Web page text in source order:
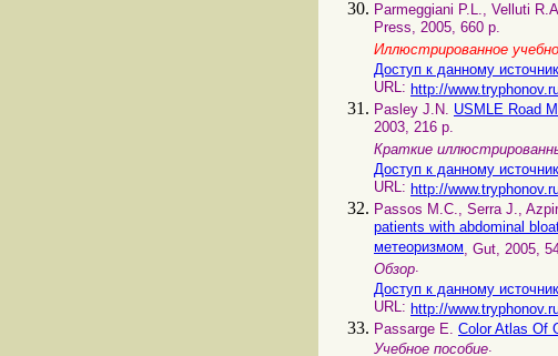
Parmeggiani P.L., Velluti
Press, 2005, 660 p.
Иллюстрированное
Доступ к данному
URL: http://
Pasley J.N. USMLE Road
2003, 216 p.
Краткие
Доступ к данному
URL: http://
Passos M.C., Serra J.,
patients with abdominal
метеоризмом, Gut, 2005,
Обзор.
Доступ к данному
URL: http://
Passarge E. Color Atlas Of
Учебное пособие.